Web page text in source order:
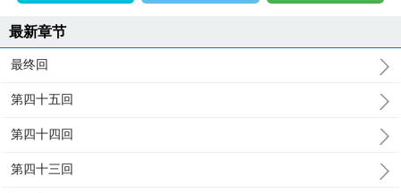
最新章节
最终回
第四十五回
第四十四回
第四十三回